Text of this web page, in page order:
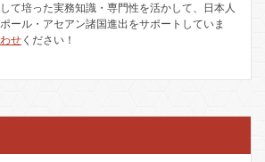
て培った実務知識・専門性を活かして、日本人
ール・アセアン諸国進出をサポートしていま
せ ください！